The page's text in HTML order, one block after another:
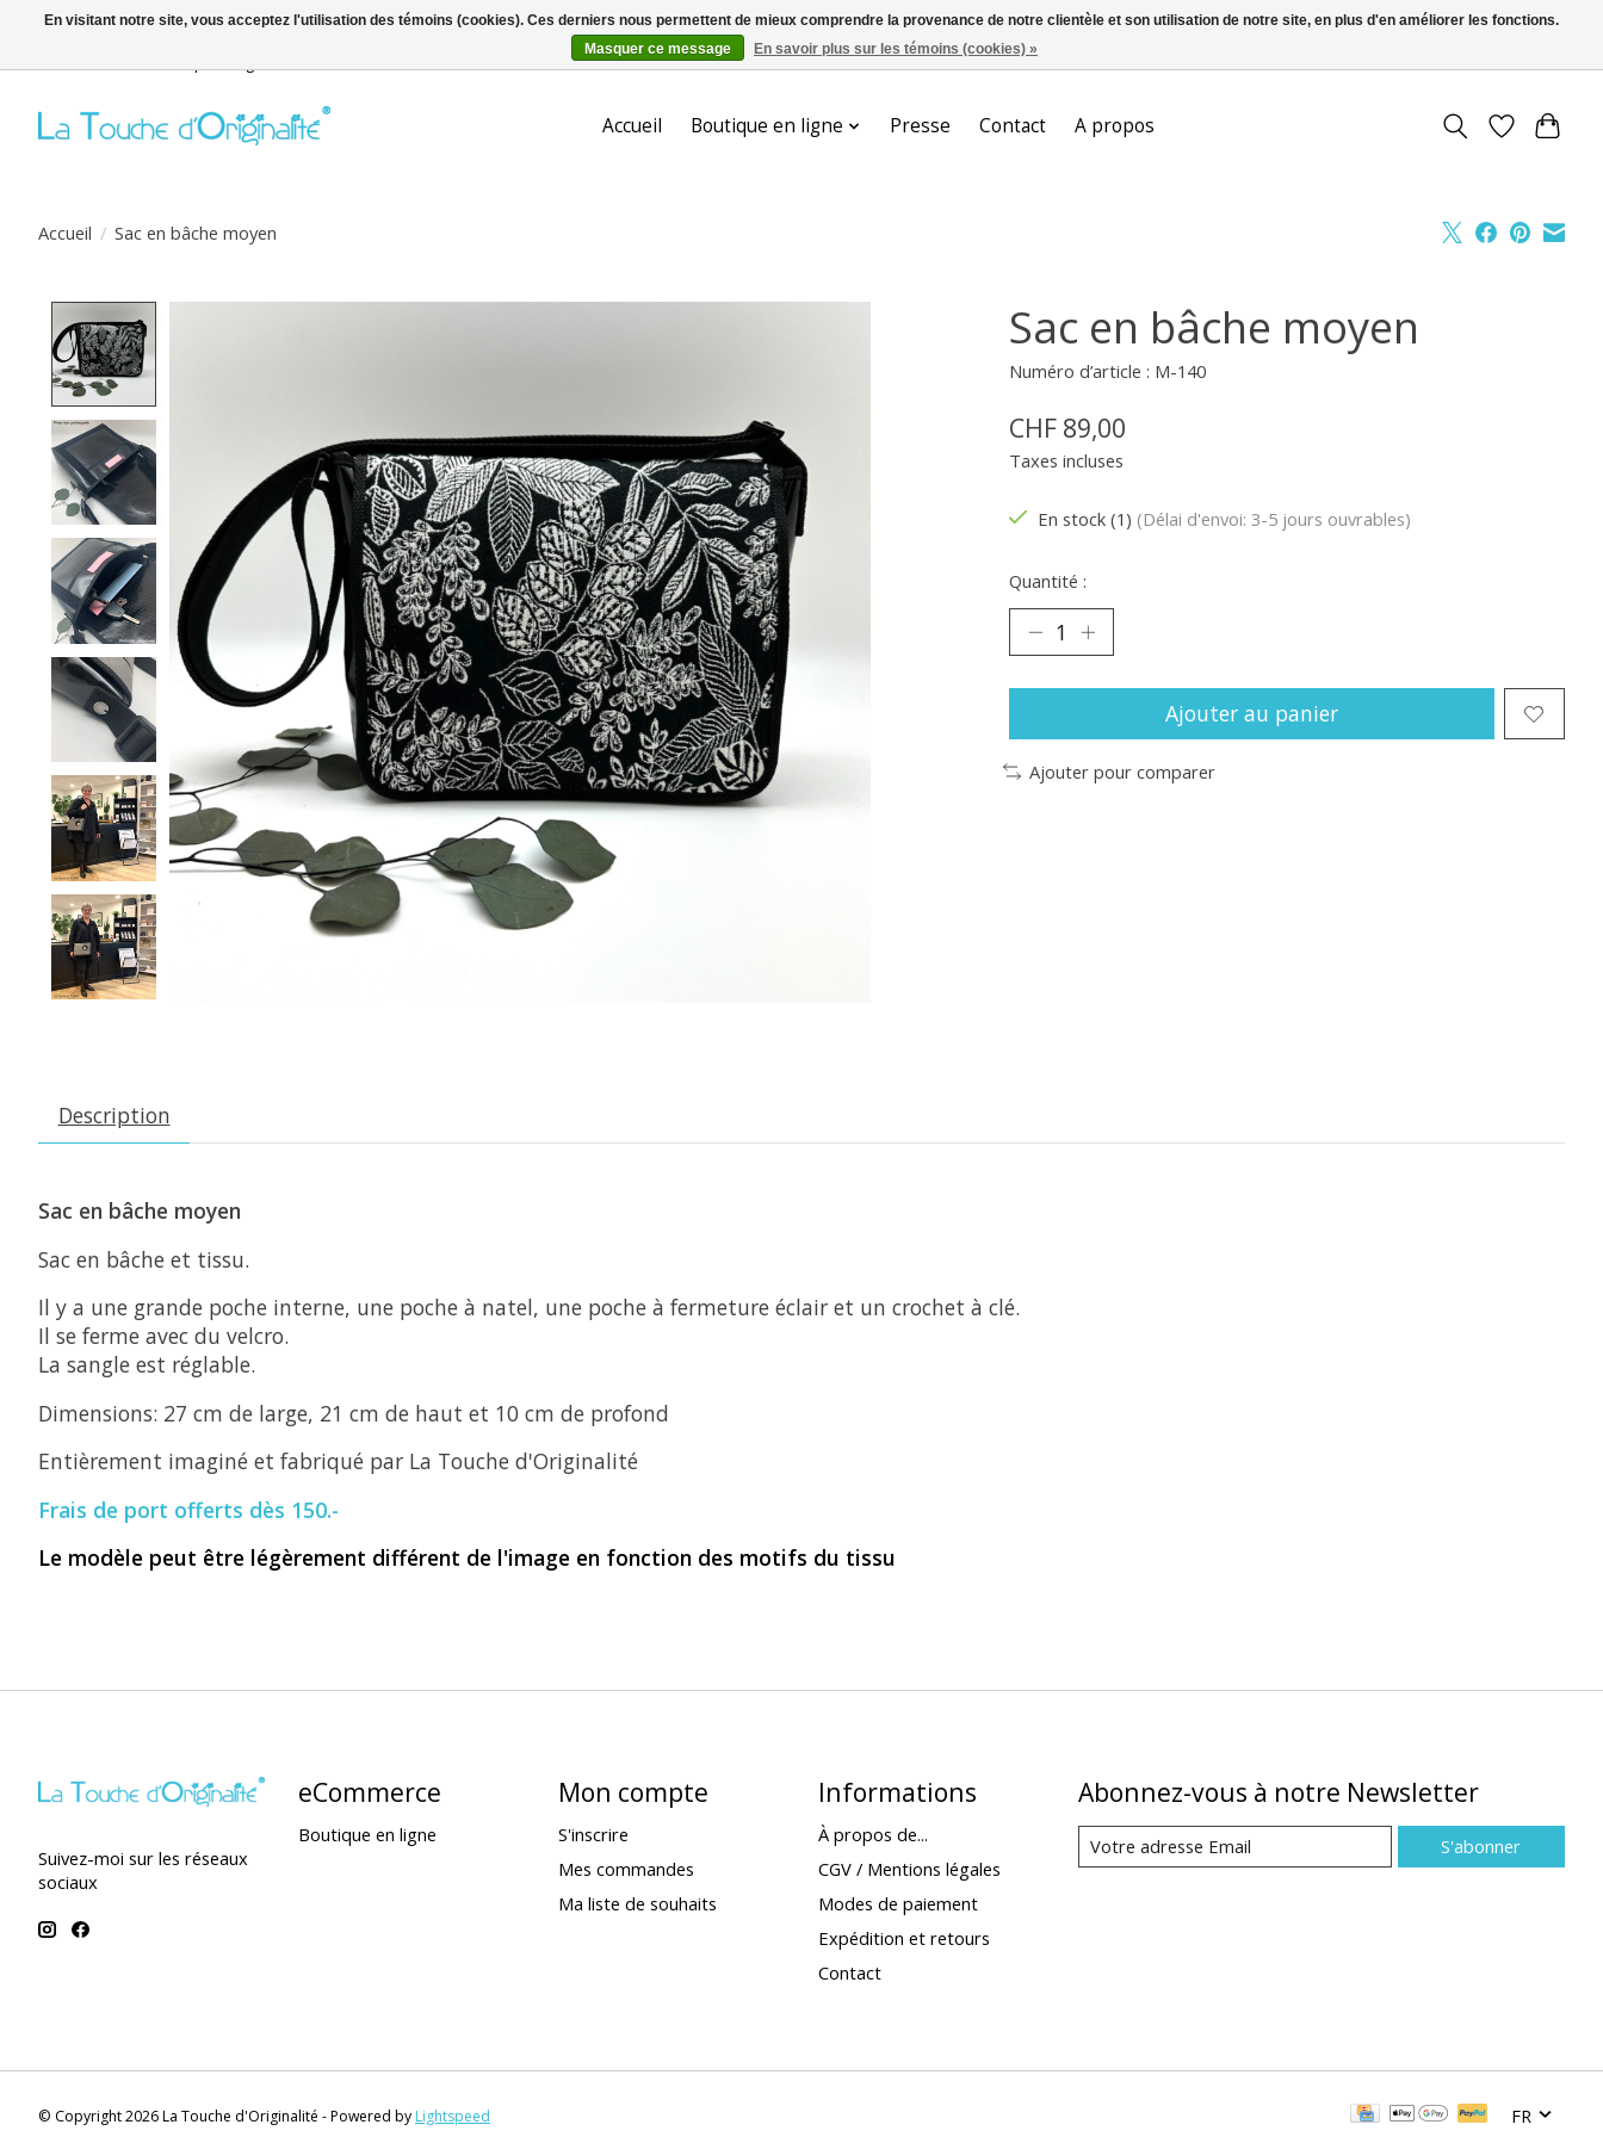
Accueil Boutique en ligne Presse Contact A propos
Accueil / Sac en bâche moyen
Sac en bâche moyen
Numéro d’article : M-140
CHF 89,00
Taxes incluses
En stock (1) (Délai d'envoi: 3-5 jours ouvrables)
Quantité :
Ajouter au panier
Ajouter pour comparer
Description
Sac en bâche moyen
Sac en bâche et tissu.
Il y a une grande poche interne, une poche à natel, une poche à fermeture éclair et un crochet à clé.
Il se ferme avec du velcro.
La sangle est réglable.
Dimensions: 27 cm de large, 21 cm de haut et 10 cm de profond
Entièrement imaginé et fabriqué par La Touche d'Originalité
Frais de port offerts dès 150.-
Le modèle peut être légèrement différent de l'image en fonction des motifs du tissu
Suivez-moi sur les réseaux
sociaux
eCommerce
Boutique en ligne
Mon compte
S'inscrire
Mes commandes
Ma liste de souhaits
Informations
À propos de...
CGV / Mentions légales
Modes de paiement
Expédition et retours
Contact
Abonnez-vous à notre Newsletter
S'abonner
© Copyright 2026 La Touche d'Originalité - Powered by Lightspeed FR
En visitant notre site, vous acceptez l'utilisation des témoins (cookies). Ces derniers nous permettent de mieux comprendre la provenance de notre clientèle et son utilisation de notre site, en plus d'en améliorer les fonctions.
Masquer ce message
En savoir plus sur les témoins (cookies) »